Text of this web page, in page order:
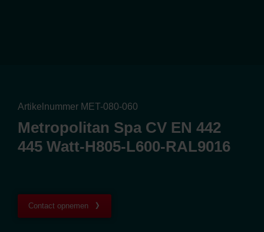
Artikelnummer MET-080-060
Metropolitan Spa CV EN 442
445 Watt-H805-L600-RAL9016
Contact opnemen